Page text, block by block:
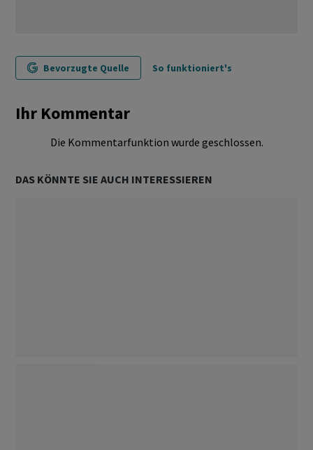
Bevorzugte Quelle So funktioniert's
Ihr Kommentar
Die Kommentarfunktion wurde geschlossen.
DAS KÖNNTE SIE AUCH INTERESSIEREN